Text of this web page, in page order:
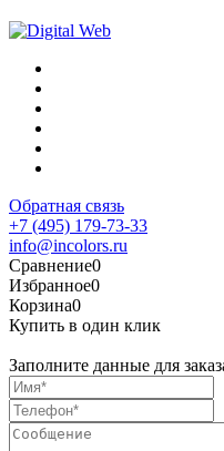
Обратная связь
+7 (495) 179-73-33
info@incolors.ru
Сравнение0
Избранное0
Корзина0
Купить в один клик
Заполните данные для